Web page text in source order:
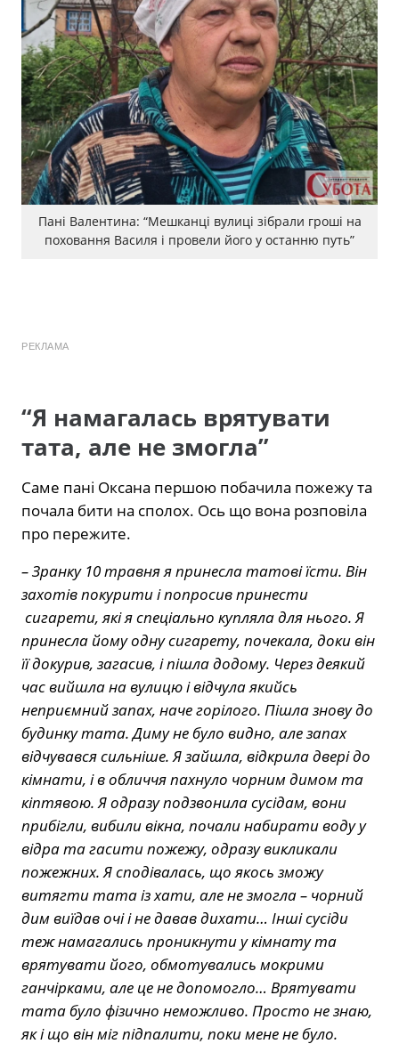
Пані Валентина: “Мешканці вулиці зібрали гроші на
поховання Василя і провели його у останню путь”
РЕКЛАМА
“Я намагалась врятувати
тата, але не змогла”
Саме пані Оксана першою побачила пожежу та
почала бити на сполох. Ось що вона розповіла
про пережите.
– Зранку 10 травня я принесла татові їсти. Він
захотів покурити і попросив принести
сигарети, які я спеціально купляла для нього. Я
принесла йому одну сигарету, почекала, доки він
її докурив, загасив, і пішла додому. Через деякий
час вийшла на вулицю і відчула якийсь
неприємний запах, наче горілого. Пішла знову до
будинку тата. Диму не було видно, але запах
відчувався сильніше. Я зайшла, відкрила двері до
кімнати, і в обличчя пахнуло чорним димом та
кіптявою. Я одразу подзвонила сусідам, вони
прибігли, вибили вікна, почали набирати воду у
відра та гасити пожежу, одразу викликали
пожежних. Я сподівалась, що якось зможу
витягти тата із хати, але не змогла – чорний
дим виїдав очі і не давав дихати… Інші сусіди
теж намагались проникнути у кімнату та
врятувати його, обмотувались мокрими
ганчірками, але це не допомогло… Врятувати
тата було фізично неможливо. Просто не знаю,
як і що він міг підпалити, поки мене не було.